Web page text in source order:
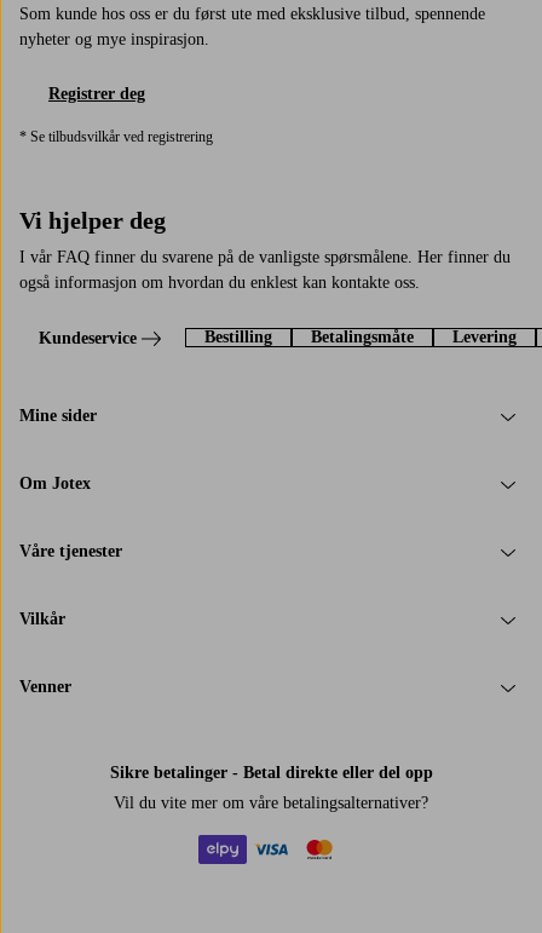
Som kunde hos oss er du først ute med eksklusive tilbud, spennende
nyheter og mye inspirasjon.
Registrer deg
* Se tilbudsvilkår ved registrering
Vi hjelper deg
I vår FAQ finner du svarene på de vanligste spørsmålene. Her finner du
også informasjon om hvordan du enklest kan kontakte oss.
Kundeservice Bestilling Betalingsmåte Levering
Mine sider
Om Jotex
Våre tjenester
Vilkår
Venner
Sikre betalinger - Betal direkte eller del opp
Vil du vite mer om våre betalingsalternativer?